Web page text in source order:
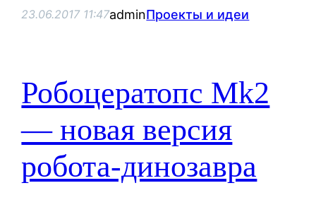
23.06.2017 11:47adminПроекты и идеи
Робоцератопс Mk2
— новая версия
робота-динозавра